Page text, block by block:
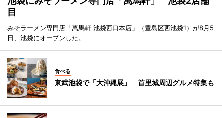
目
みそラーメン専門店「萬馬軒 池袋西口本店」（豊島区西池袋1）が8月5
日、池袋にオープンした。
食べる
東武池袋で「大沖縄展」 首里城周辺グルメ特集も